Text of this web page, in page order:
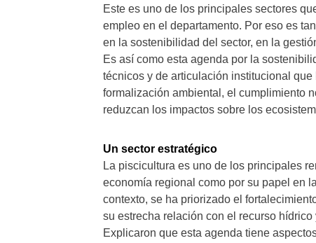
Este es uno de los principales sectores
empleo en el departamento. Por eso es
en la sostenibilidad del sector, en la
Es así como esta agenda por la
técnicos y de articulación institucional
formalización ambiental, el cumplimiento
reduzcan los impactos sobre los
Un sector estratégico
La piscicultura es uno de los principales
economía regional como por su papel en
contexto, se ha priorizado el
su estrecha relación con el recurso
Explicaron que esta agenda tiene